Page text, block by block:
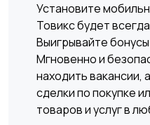
Производство
Сельское хозяйство
Установите
Товикс будет
Выигрывайте
Мгновенно и
находить вакансии,
сделки по покупке
товаров и услуг в